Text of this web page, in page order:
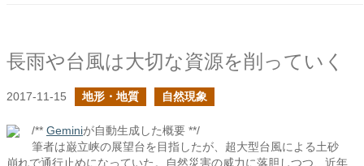
長雨や台風は大切な資源を削っていく
2017-11-15 地形・地質 自然現象
/** Geminiが自動生成した概要 **/
筆者は巌立峡の展望台を目指したが、超大型台風による土砂
崩れで通行止めになっていた。自然災害の威力に落胆しつつ、近年